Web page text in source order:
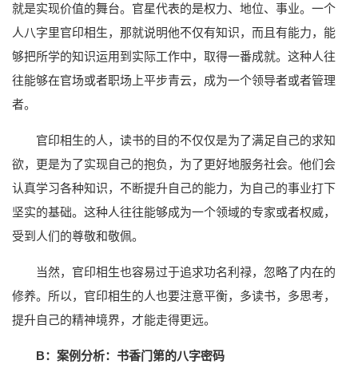
就是实现价值的舞台。官星代表的是权力、地位、事业。一个
人八字里官印相生，那就说明他不仅有知识，而且有能力，能
够把所学的知识运用到实际工作中，取得一番成就。这种人往
往能够在官场或者职场上平步青云，成为一个领导者或者管理
者。
官印相生的人，读书的目的不仅仅是为了满足自己的求知
欲，更是为了实现自己的抱负，为了更好地服务社会。他们会
认真学习各种知识，不断提升自己的能力，为自己的事业打下
坚实的基础。这种人往往能够成为一个领域的专家或者权威，
受到人们的尊敬和敬佩。
当然，官印相生也容易过于追求功名利禄，忽略了内在的
修养。所以，官印相生的人也要注意平衡，多读书，多思考，
提升自己的精神境界，才能走得更远。
B：案例分析：书香门第的八字密码